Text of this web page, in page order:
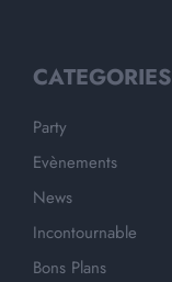
CATEGORIES
Party
Evènements
News
Incontournable
Bons Plans